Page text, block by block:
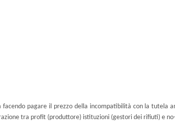
pagare il prezzo della incompatibilità con la tutela
tra profit (produttore) istituzioni (gestori dei rifiuti) e